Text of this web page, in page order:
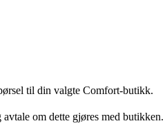
til din valgte Comfort-butikk.
om dette gjøres med butikken.